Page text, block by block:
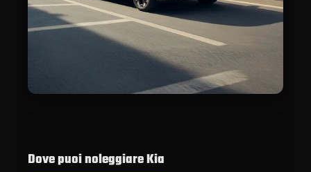
Dove puoi noleggiare Kia